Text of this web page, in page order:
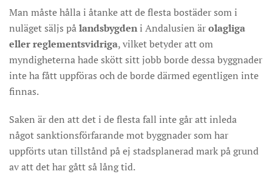
Man måste hålla i åtanke att de flesta bostäder som i
nuläget säljs pålandsbygdeni Andalusien ärolagliga
eller reglementsvidriga, vilket betyder att om
myndigheterna hade skött sitt jobb borde dessa byggnader
inte ha fått uppföras och de borde därmed egentligen inte
finnas.
Saken är den att det i de flesta fall inte går att inleda
något sanktionsförfarande mot byggnader som har
uppförts utan tillstånd på ej stadsplanerad mark på grund
av att det har gått så lång tid.